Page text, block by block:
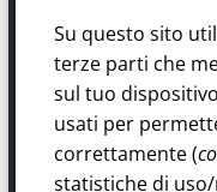
Su questo sito
terze parti che
sul tuo
usati per
correttamente (
statistiche di